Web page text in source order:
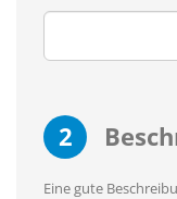
2
Eine gute